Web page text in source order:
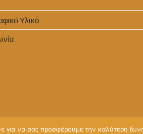
Yλικό
για να σας προσφέρουμε την καλύτερη